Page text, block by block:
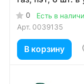
0
Есть в
Арт. 0039135
В корзину